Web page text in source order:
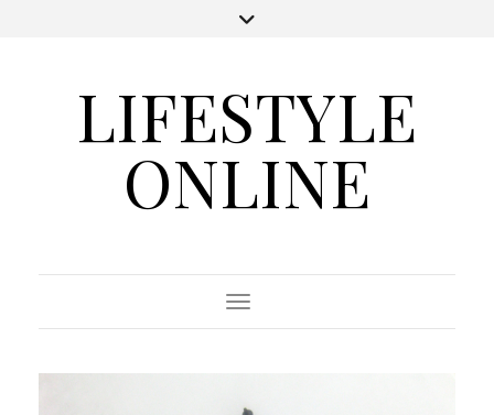
LIFESTYLE
ONLINE
Toggle Navigation